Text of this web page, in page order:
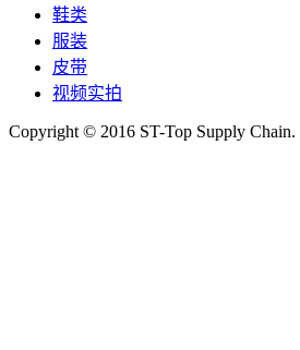
鞋类
服装
皮带
视频实拍
Copyright © 2016 ST-Top Supply Chain.